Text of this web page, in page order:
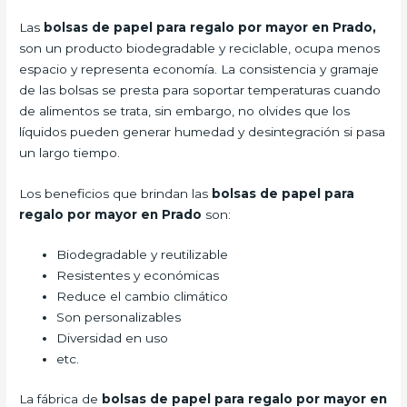
Las bolsas de papel para regalo por mayor en Prado,
son un producto biodegradable y reciclable, ocupa menos
espacio y representa economía. La consistencia y gramaje
de las bolsas se presta para soportar temperaturas cuando
de alimentos se trata, sin embargo, no olvides que los
líquidos pueden generar humedad y desintegración si pasa
un largo tiempo.
Los beneficios que brindan las bolsas de papel para
regalo por mayor en Prado son:
Biodegradable y reutilizable
Resistentes y económicas
Reduce el cambio climático
Son personalizables
Diversidad en uso
etc.
La fábrica de bolsas de papel para regalo por mayor en